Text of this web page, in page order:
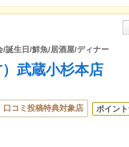
誕生日/鮮魚/居酒屋/ディナー
武蔵小杉本店
口コミ投稿特典対象店 ポイン